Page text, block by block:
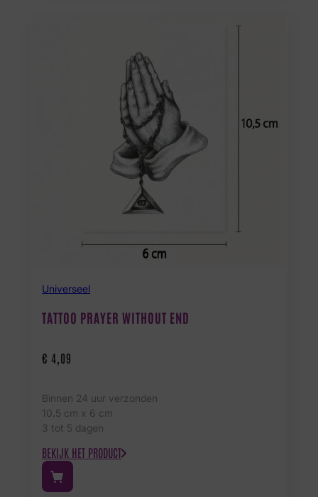
Universeel
TATTOO PRAYER WITHOUT END
€ 4,09
Binnen 24 uur verzonden
10.5 cm x 6 cm
3 tot 5 dagen
BEKIJK HET PRODUCT